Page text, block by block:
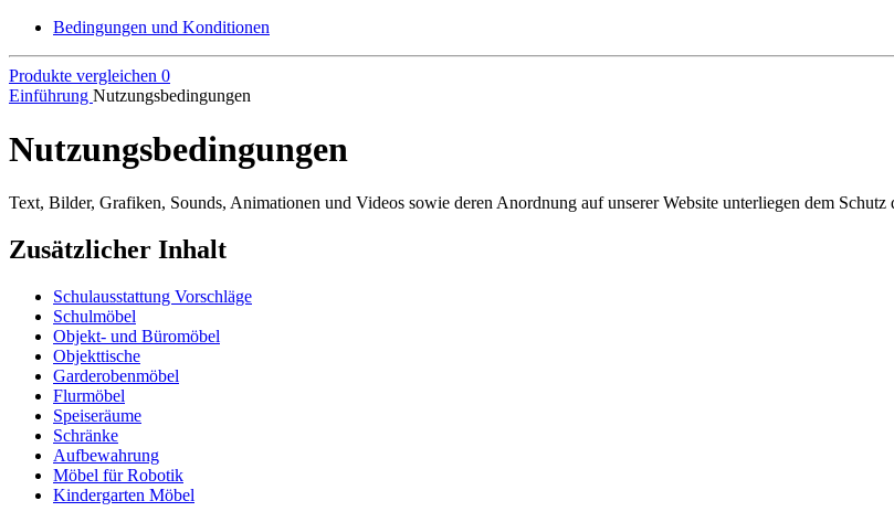
Bedingungen und Konditionen
Produkte vergleichen 0
Einführung Nutzungsbedingungen
Nutzungsbedingungen
Text, Bilder, Grafiken, Sounds, Animationen und Videos sowie deren Anordnung auf unserer Website unterliegen dem Schutz
Zusätzlicher Inhalt
Schulausstattung Vorschläge
Schulmöbel
Objekt- und Büromöbel
Objekttische
Garderobenmöbel
Flurmöbel
Speiseräume
Schränke
Aufbewahrung
Möbel für Robotik
Kindergarten Möbel